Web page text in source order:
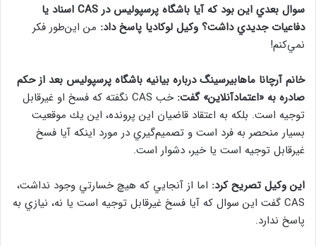
سوال بعدي اين بود كه آيا باشگاه پرسپولیس در CAS اسناد يا
دفاعيات جديدي داشت؟ وكيل لوكاديا پاسخ داد: من اين‌طور فكر
نمي‌كنم!
خانم آرچانا ماهابيرسينگ درباره بيانيه باشگاه پرسپوليس بعد از حكم
صادره به «اعتمادآنلاين» گفت:
خب CAS نگفته كه فسخ او غيرقابل
توجيه است. بلکه به اعتقاد قاضیان این پرونده، اين يك موقعيت
بسيار منحصر به فرد است و تصميم‌گيري در مورد اينكه آيا فسخ
غيرقابل توجيه است يا خير، دشوار است.
اين وكيل تصريح كرد: اما از آنجايي كه هيچ خسارتي وجود نداشت،
CAS گفت اين سوال كه آيا فسخ غيرقابل توجيه است يا نه، نيازي به
پاسخ ندارد.